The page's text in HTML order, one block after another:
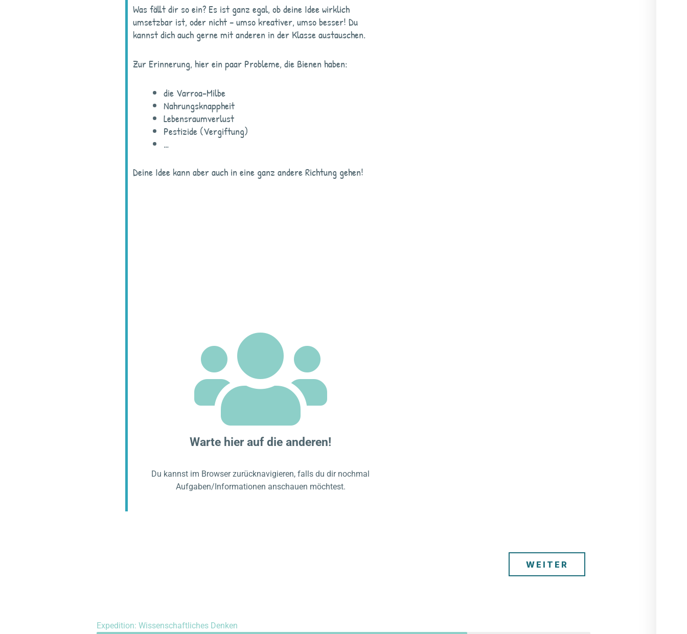
Was fällt dir so ein? Es ist ganz egal, ob deine Idee wirklich
umsetzbar ist, oder nicht – umso kreativer, umso besser! Du
kannst dich auch gerne mit anderen in der Klasse austauschen.
Zur Erinnerung, hier ein paar Probleme, die Bienen haben:
die Varroa-Milbe
Nahrungsknappheit
Lebensraumverlust
Pestizide (Vergiftung)
…
Deine Idee kann aber auch in eine ganz andere Richtung gehen!
Warte hier auf die anderen!
Du kannst im Browser zurücknavigieren, falls du dir nochmal
Aufgaben/Informationen anschauen möchtest.
WEITER
Expedition: Wissenschaftliches Denken